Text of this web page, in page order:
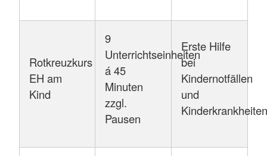
Rotkreuzkurs
EH am
Kind
9
Unterrichtseinheiten
á 45
Minuten
zzgl.
Pausen
Erste Hilfe
bei
Kindernotfällen
und
Kinderkrankheiten